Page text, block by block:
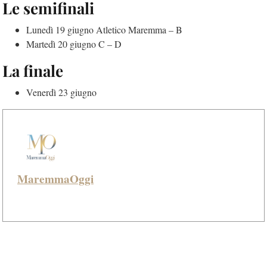
Le semifinali
Lunedì 19 giugno Atletico Maremma – B
Martedì 20 giugno C – D
La finale
Venerdì 23 giugno
MaremmaOggi